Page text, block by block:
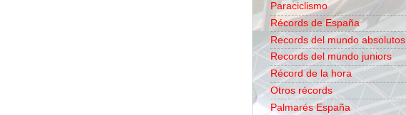
Paraciclismo
Récords de España
Records del mundo absolutos
Records del mundo juniors
Récord de la hora
Otros récords
Palmarés España